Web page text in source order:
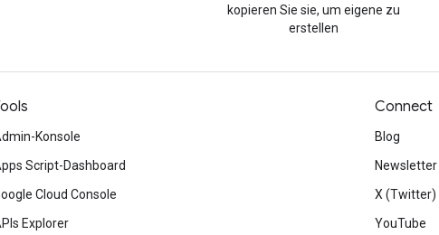
kopieren Sie sie, um eigene zu
erstellen
Konsole
Script-Dashboard
Cloud Console
Explorer
Connect
Blog
Newsletter
X (Twitter)
YouTube